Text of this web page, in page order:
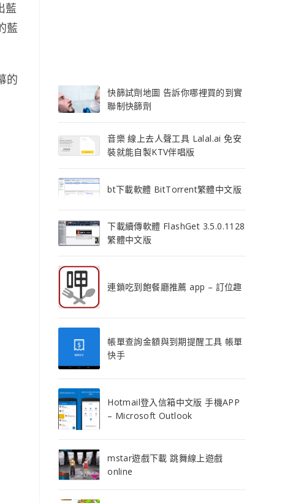
藍
藍
的
快篩試劑地圖 告訴你哪裡買的到實
聯制快篩劑
音樂 線上去人聲工具 Lalal.ai 免安
裝就能自製KTV伴唱版
bt下載軟體 BitTorrent繁體中文版
下載續傳軟體 FlashGet 3.5.0.1128
繁體中文版
連鎖吃到飽餐廳推薦 app – 訂位趣
帳單查詢金額與到期提醒工具 帳單
快手
Hotmail登入信箱中文版 手機APP
– Microsoft Outlook
mstar遊戲下載 跳舞線上遊戲
online